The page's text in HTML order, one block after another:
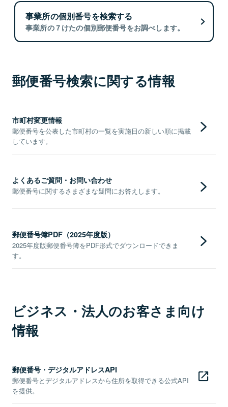
事業所の個別番号を検索する
事業所の７けたの個別郵便番号をお調べします。
郵便番号検索に関する情報
市町村変更情報
郵便番号を公表した市町村の一覧を実施日の新しい順に掲載
しています。
よくあるご質問・お問い合わせ
郵便番号に関するさまざまな疑問にお答えします。
郵便番号簿PDF（2025年度版）
2025年度版郵便番号簿をPDF形式でダウンロードできま
す。
ビジネス・法人のお客さま向け
情報
郵便番号・デジタルアドレスAPI
郵便番号とデジタルアドレスから住所を取得できる公式API
を提供。